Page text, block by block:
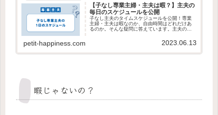
【子なし専業主婦・主夫は暇？】主夫の
毎日のスケジュールを公開
子なし主夫のタイムスケジュールを公開！専業
主婦・主夫は暇なのか、自由時間はどれだけあ
るのか。そんな疑問に答えています。主夫の暮
petit-happiness.com 2023.06.13
暇じゃないの？